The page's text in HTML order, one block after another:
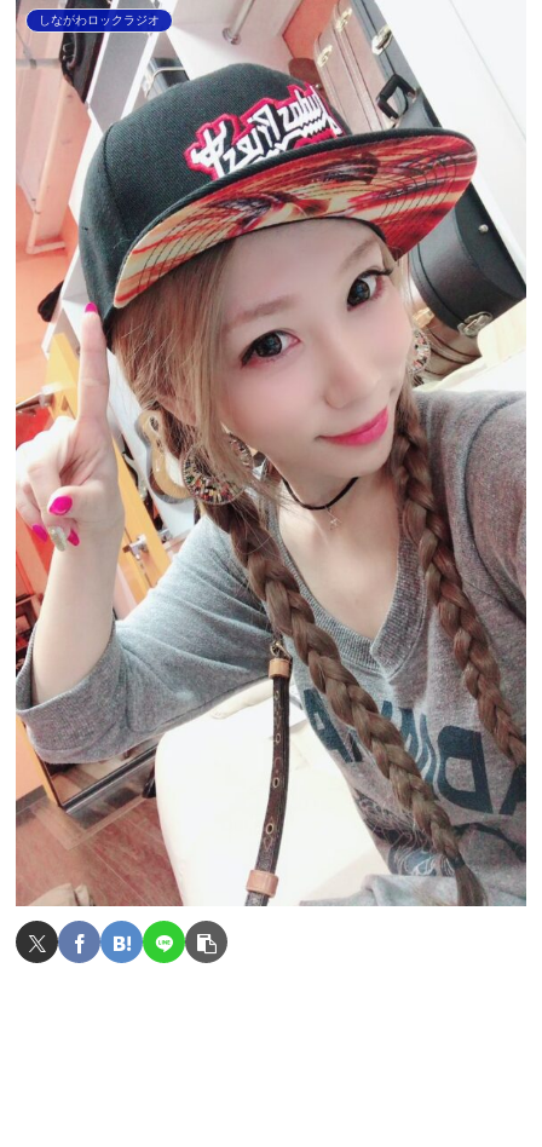
しながわロックラジオ